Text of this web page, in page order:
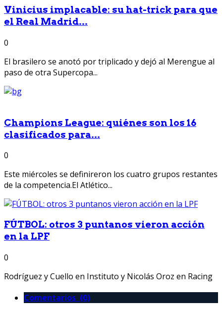
Vinicius implacable: su hat-trick para que
el Real Madrid...
0
El brasilero se anotó por triplicado y dejó al Merengue al
paso de otra Supercopa...
Champions League: quiénes son los 16
clasificados para...
0
Este miércoles se definireron los cuatro grupos restantes
de la competencia.El Atlético...
FÚTBOL: otros 3 puntanos vieron acción
en la LPF
0
Rodríguez y Cuello en Instituto y Nicolás Oroz en Racing
Comentarios (0)